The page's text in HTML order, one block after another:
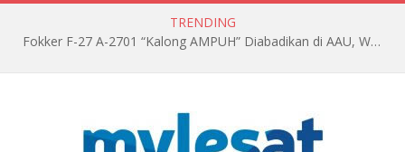
TRENDING
Fokker F-27 A-2701 “Kalong AMPUH” Diabadikan di AAU, Wariskan Jejak Pengabdian